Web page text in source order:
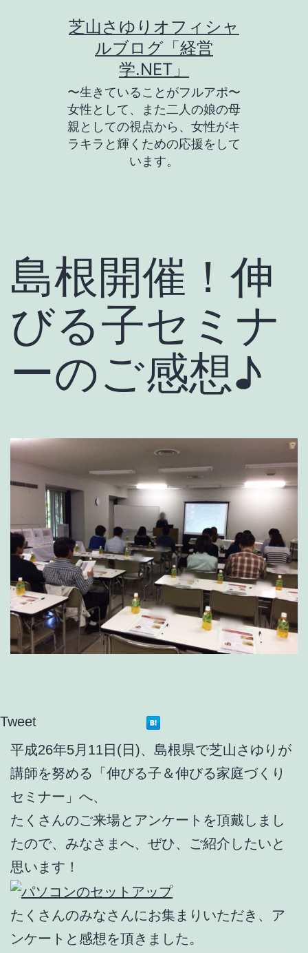
芝山さゆりオフィシャ
ルブログ「経営
学.NET」
〜生きていることがフルアポ〜
女性として、また二人の娘の母
親としての視点から、女性がキ
ラキラと輝くための応援をして
います。
島根開催！伸
びる子セミナ
ーのご感想♪
Tweet
平成26年5月11日(日)、島根県で芝山さゆりが
講師を努める「伸びる子＆伸びる家庭づくり
セミナー」へ、
たくさんのご来場とアンケートを頂戴しまし
たので、みなさまへ、ぜひ、ご紹介したいと
思います！
たくさんのみなさんにお集まりいただき、ア
ンケートと感想を頂きました。